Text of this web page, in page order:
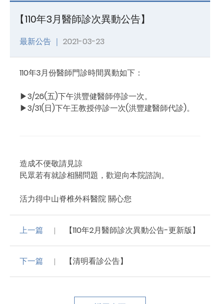
友善連結
Links
【110年3月醫師診次異動公告】
最新公告 ｜ 2021-03-23
110年3月份醫師門診時間異動如下：
▶3/26(五)下午洪豐健醫師停診一次。
▶3/31(日)下午王教授停診一次(洪豐建醫師代診)。
造成不便敬請見諒
民眾若有就診相關問題，歡迎向本院諮詢。
活力得中山脊椎外科醫院 關心您
上一篇 【110年2月醫師診次異動公告-更新版】
下一篇 【清明看診公告】